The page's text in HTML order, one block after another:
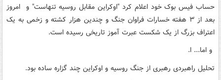
حساب فیس بوک خود اعلام کرد "اوکراین مقابل روسیه تنهاست" و امروز
بعد از ۳ هفته خسارات فراوان جنگ و چندین هزار کشته و زخمی به یک
اعتراف بزرگ از یک شکست عبرت آموز تاریخی رسیده است.
و اما... ا.
تحلیل راهبردی رهبری از جنگ روسیه و اوکراین چند گزاره ساده بود.